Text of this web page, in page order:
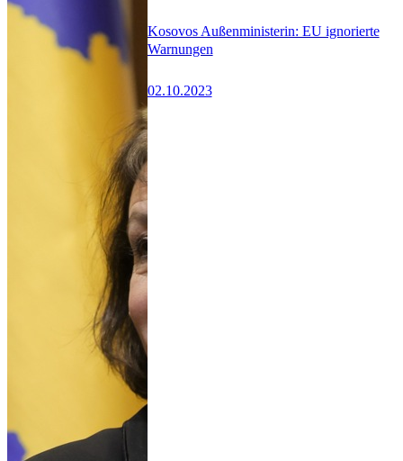
Kosovos Außenministerin: EU ignorierte
Warnungen
02.10.2023